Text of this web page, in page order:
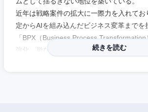
近年は戦略案件の拡大に一際力を入れてお
定からAIを組み込んだビジネス変革までを
「BPX（Business Process
強化。単なるシステム導入に留まらず、
続きを読む